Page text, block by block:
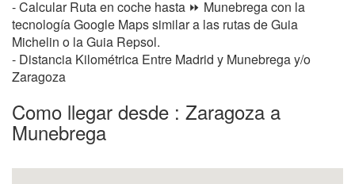
- Calcular Ruta en coche hasta ⏩ Munebrega con la
tecnología Google Maps similar a las rutas de Guia
Michelin o la Guia Repsol.
- Distancia Kilométrica Entre Madrid y Munebrega y/o
Zaragoza
Como llegar desde : Zaragoza a
Munebrega